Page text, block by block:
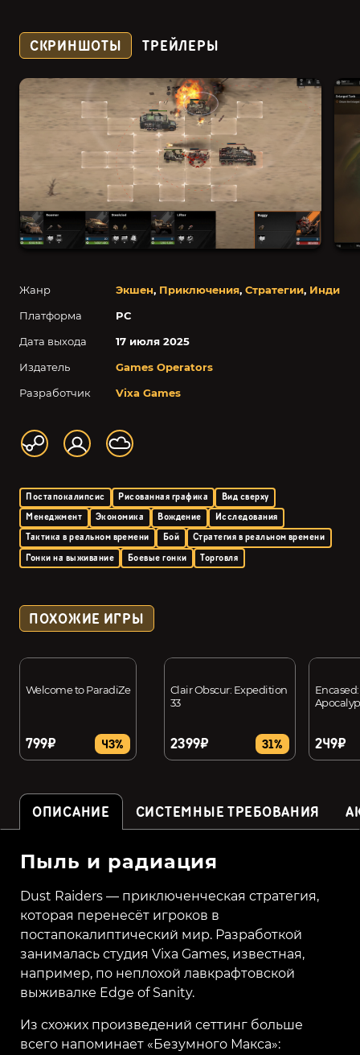
Жанр Экшен, Приключения, Стратегии, Инди
Платформа
PC
Дата выхода
17 июля 2025
Издатель
Games Operators
Разработчик
Vixa Games
Постапокалипсис Рисованная графика
Вид сверху
Менеджмент
Экономика Вождение
Исследования
Тактика в реальном времени
Бой
Стратегия в реальном времени
Гонки на выживание
Боевые гонки Торговля
СКРИНШОТЫ ТРЕЙЛЕРЫ
ПОХОЖИЕ ИГРЫ
Welcome to ParadiZe
799₽ 43%
Clair Obscur: Expedition
33
2399₽ 31% 249₽
ОПИСАНИЕ СИСТЕМНЫЕ ТРЕБОВАНИЯ
Пыль и радиация
Dust Raiders — приключенческая стратегия,
которая перенесёт игроков в
постапокалиптический мир. Разработкой
занималась студия Vixa Games, известная,
например, по неплохой лавкрафтовской
выживалке Edge of Sanity.
Из схожих произведений сеттинг больше
всего напоминает «Безумного Макса»: